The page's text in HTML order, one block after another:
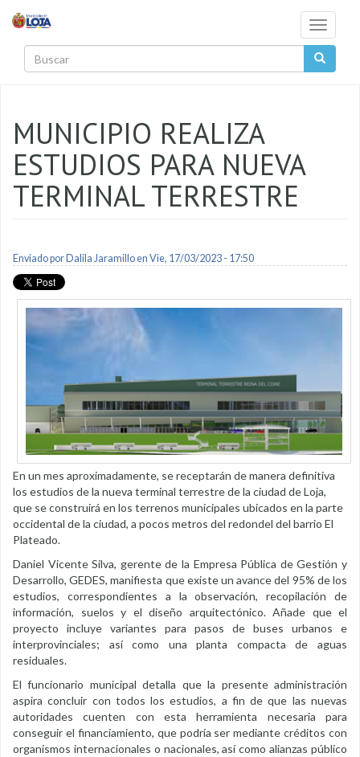
Toggle
MUNICIPIO REALIZA
ESTUDIOS PARA NUEVA
TERMINAL TERRESTRE
Enviado por Dalila Jaramilloen Vie, 17/03/2023 - 17:50
En un mes aproximadamente, se receptarán de manera definitiva
los estudios de la nueva terminal terrestre de la ciudad de Loja,
que se construirá en los terrenos municipales ubicados en la parte
occidental de la ciudad, a pocos metros del redondel del barrio El
Plateado.
Daniel Vicente Silva, gerente de la Empresa Pública de Gestión y
Desarrollo, GEDES, manifiesta que existe un avance del 95% de los
estudios, correspondientes a la observación, recopilación de
información, suelos y el diseño arquitectónico. Añade que el
proyecto incluye variantes para pasos de buses urbanos e
interprovinciales; así como una planta compacta de aguas
residuales.
El funcionario municipal detalla que la presente administración
aspira concluir con todos los estudios, a fin de que las nuevas
autoridades cuenten con esta herramienta necesaria para
conseguir el financiamiento, que podría ser mediante créditos con
organismos internacionales o nacionales, así como alianzas público